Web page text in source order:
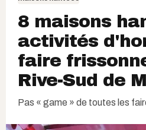
8 maisons
activités
faire
Rive-Sud de
Pas « game » de toutes les